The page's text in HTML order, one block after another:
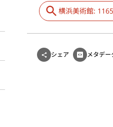
横浜美術館:
シェア メタデー